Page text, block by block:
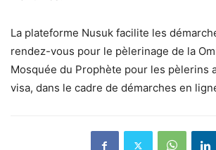
La plateforme Nusuk facilite les
rendez-vous pour le pèlerinage de la
Mosquée du Prophète pour les pèlerins
visa, dans le cadre de démarches en